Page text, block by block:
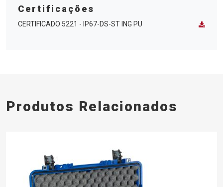
Certificações
CERTIFICADO 5221 - IP67-DS-ST ING PU
Produtos Relacionados